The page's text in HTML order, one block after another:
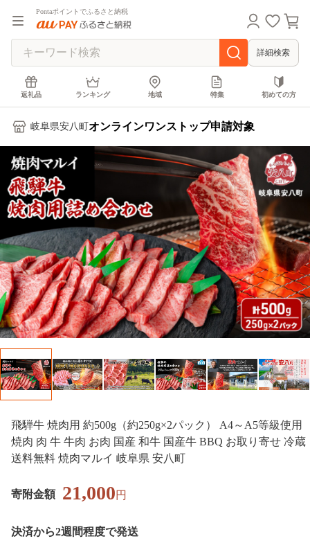
Pontaポイントでふるさと納税
詳細検索
返礼品 ランキング 地域 特集 初めての方
岐阜県安八町 オンラインワンストップ申請対象
飛騨牛 焼肉用 約500g（約250g×2パック） A4～A5等級使用
焼肉 肉 牛 牛肉 お肉 国産 和牛 国産牛 BBQ お取り寄せ 冷蔵
送料無料 焼肉マルイ 岐阜県 安八町
寄附金額 21,000円
決済から2週間程度で発送